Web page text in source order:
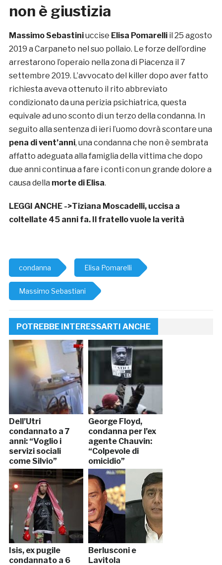
non è giustizia
Massimo Sebastiniuccise Elisa Pomarelli il 25 agosto
2019 a Carpaneto nel suo pollaio. Le forze dell’ordine
arrestarono l’operaio nella zona di Piacenza il 7
settembre 2019. L’avvocato del killer dopo aver fatto
richiesta aveva ottenuto il rito abbreviato
condizionato da una perizia psichiatrica, questa
equivale ad uno sconto di un terzo della condanna. In
seguito alla sentenza di ieri l’uomo dovrà scontare una
pena di vent’anni, una condanna che non è sembrata
affatto adeguata alla famiglia della vittima che dopo
due anni continua a fare i conti con un grande dolore a
causa della morte di Elisa.
LEGGI ANCHE ->Tiziana Moscadelli, uccisa a
coltellate 45 anni fa. Il fratello vuole la verità
condanna Elisa Pomarelli
Massimo Sebastiani
POTREBBE INTERESSARTI ANCHE
Dell’Utri
condannato a 7
anni: “Voglio i
servizi sociali
come Silvio”
George Floyd,
condanna per l’ex
agente Chauvin:
“Colpevole di
omicidio”
Isis, ex pugile
condannato a 6
Berlusconi e
Lavitola